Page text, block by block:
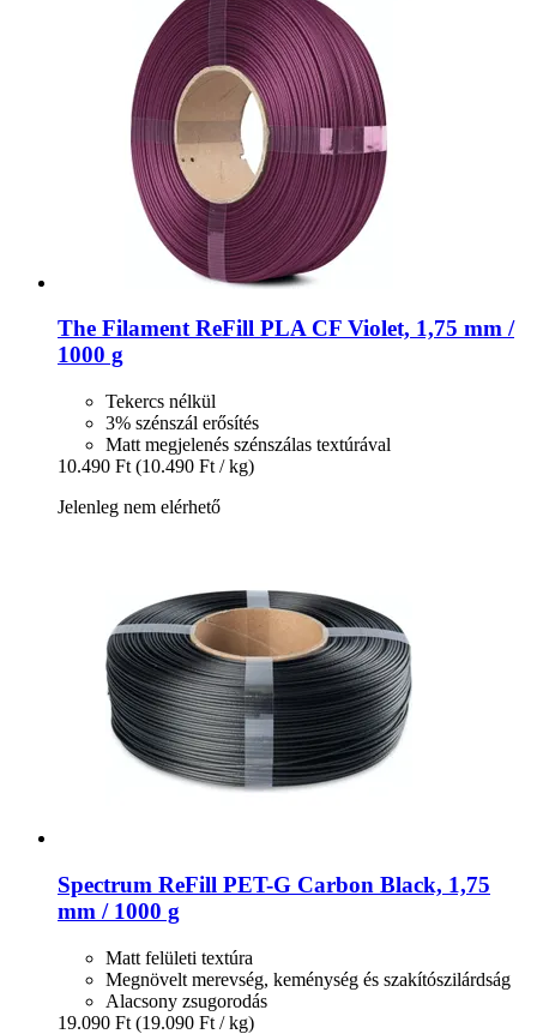
The FilamentReFill PLA CF Violet, 1,75 mm /
1000 g
Tekercs nélkül
3% szénszál erősítés
Matt megjelenés szénszálas textúrával
10.490 Ft (10.490 Ft / kg)
Jelenleg nem elérhető
Spectrum ReFill PET-​G Carbon Black, 1,75
mm / 1000 g
Matt felületi textúra
Megnövelt merevség, keménység és szakítószilárdság
Alacsony zsugorodás
19.090 Ft (19.090 Ft / kg)